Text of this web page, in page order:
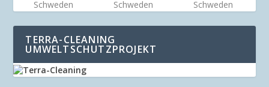
Schweden Schweden Schweden
TERRA-CLEANING
UMWELTSCHUTZPROJEKT